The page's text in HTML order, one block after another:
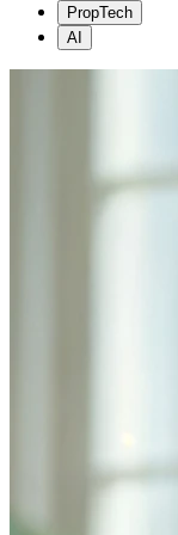
PropTech
AI